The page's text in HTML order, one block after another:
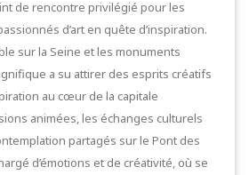
de rencontre privilégié pour les
d’art en quête d’inspiration.
sur la Seine et les monuments
a su attirer des esprits créatifs
au cœur de la capitale
animées, les échanges culturels
partagés sur le Pont des
d’émotions et de créativité, où se